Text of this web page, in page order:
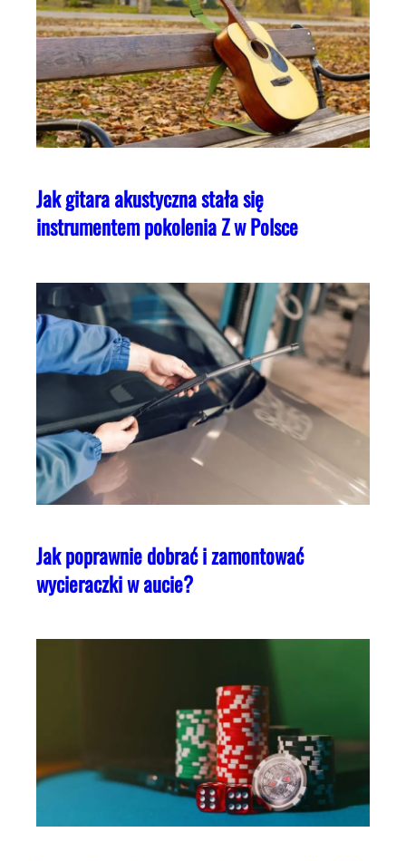
Jak gitara akustyczna stała się
instrumentem pokolenia Z w Polsce
Jak poprawnie dobrać i zamontować
wycieraczki w aucie?